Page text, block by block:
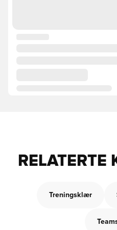
RELATERTE
Treningsklær